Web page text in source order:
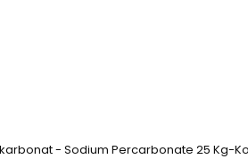
- Sodium Percarbonate 25 Kg-